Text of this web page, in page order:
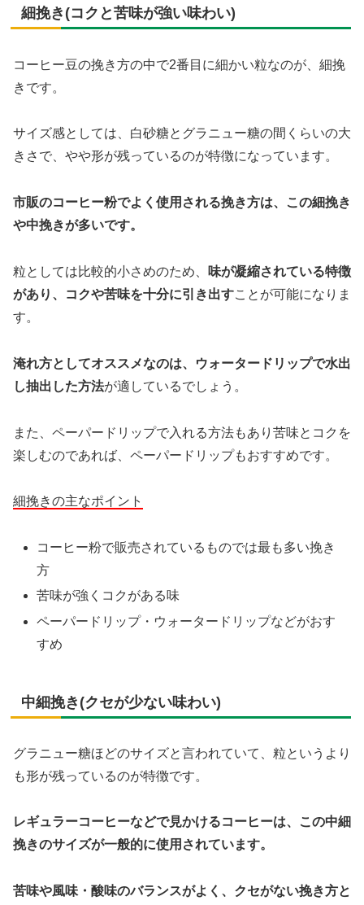
細挽き(コクと苦味が強い味わい)
コーヒー豆の挽き方の中で2番目に細かい粒なのが、細挽
きです。
サイズ感としては、白砂糖とグラニュー糖の間くらいの大
きさで、やや形が残っているのが特徴になっています。
市販のコーヒー粉でよく使用される挽き方は、この細挽き
や中挽きが多いです。
粒としては比較的小さめのため、
味が凝縮されている特徴
があり、コクや苦味を十分に引き出すことが可能になりま
す。
淹れ方としてオススメなのは、ウォータードリップで水出
し抽出した方法が適しているでしょう。
また、ペーパードリップで入れる方法もあり苦味とコクを
楽しむのであれば、ペーパードリップもおすすめです。
細挽きの主なポイント
コーヒー粉で販売されているものでは最も多い挽き
方
苦味が強くコクがある味
ペーパードリップ・ウォータードリップなどがおす
すめ
中細挽き(クセが少ない味わい)
グラニュー糖ほどのサイズと言われていて、粒というより
も形が残っているのが特徴です。
レギュラーコーヒーなどで見かけるコーヒーは、この中細
挽きのサイズが一般的に使用されています。
苦味や風味・酸味のバランスがよく、クセがない挽き方と